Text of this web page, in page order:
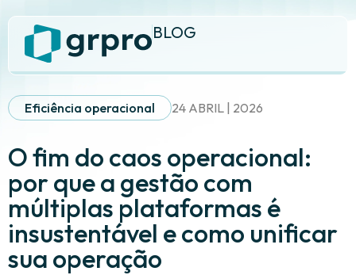
BLOG
Eficiência operacional 24 ABRIL | 2026
O fim do caos operacional:
por que a gestão com
múltiplas plataformas é
insustentável e como unificar
sua operação